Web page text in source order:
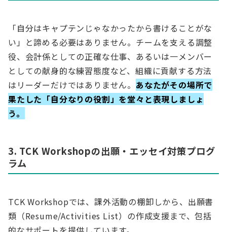
「自分はキャプテンじゃなかったから書けることがな
い」と諦める必要はありません。チームを支える調整
役、会計係としての正確な仕事、あるいは一メンバー
としての献身的な練習態度など、組織に貢献する方法
はリーダーだけではありません。 あなたがその場所で
果たした「自分なりの役割」を堂々と表現しましょ
う。
3. TCK Workshopの出願・エッセイ対策プログ
ラム
TCK Workshopでは、課外活動の棚卸しから、出願書
類（Resume/Activities List）の作成支援まで、包括